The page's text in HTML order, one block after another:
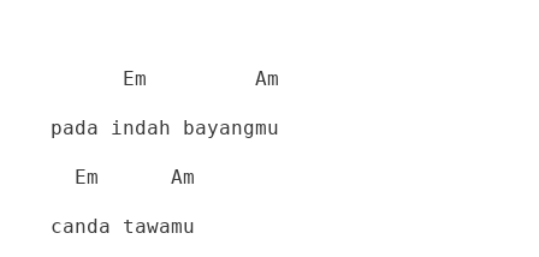
Em Am
pada indah bayangmu
Em Am
canda tawamu